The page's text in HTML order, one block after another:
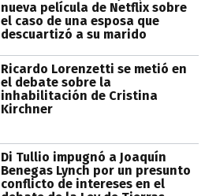
nueva película de Netflix sobre
el caso de una esposa que
descuartizó a su marido
Ricardo Lorenzetti se metió en
el debate sobre la
inhabilitación de Cristina
Kirchner
Di Tullio impugnó a Joaquín
Benegas Lynch por un presunto
conflicto de intereses en el